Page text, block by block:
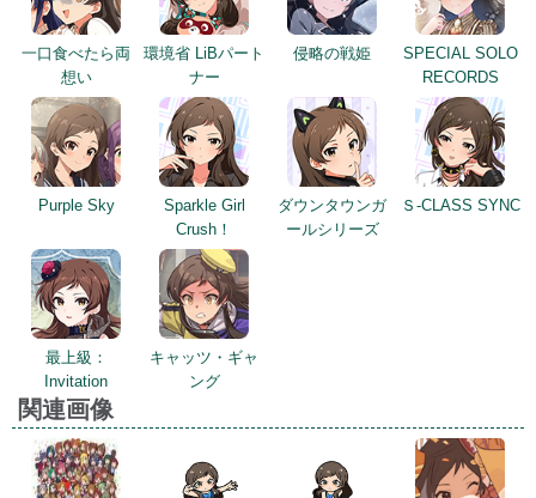
一口食べたら両
想い
環境省 LiBパート
ナー
侵略の戦姫
SPECIAL SOLO
RECORDS
Purple Sky
Sparkle Girl
Crush！
ダウンタウンガ
ールシリーズ
Ｓ-CLASS SYNC
最上級：
Invitation
キャッツ・ギャ
ング
関連画像